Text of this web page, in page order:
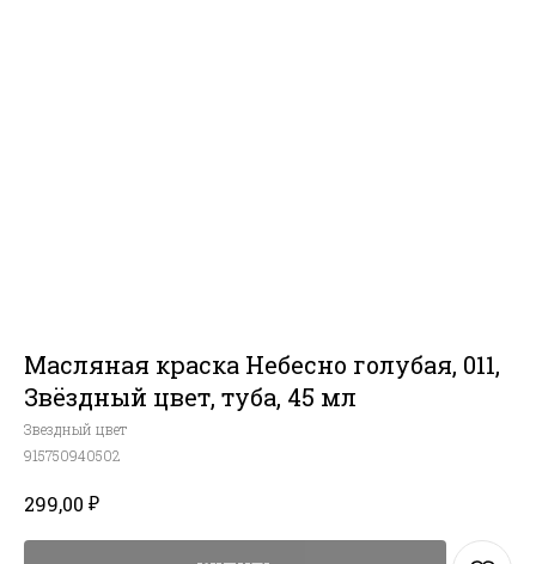
Масляная краска Небесно голубая, 011,
Звёздный цвет, туба, 45 мл
Звездный цвет
915750940502
299,00 ₽